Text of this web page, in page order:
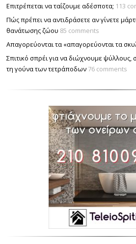
Επιτρέπεται να ταΐζουµε αδέσποτα; 113
Πώς πρέπει να αντιδράσετε αν γίνετε
θανάτωσης ζώου 85 comments
Απαγορεύονται τα «απαγορεύονται τα
Σπιτικό σπρέι για να διώχνουμε ψύλλους,
τη γούνα των τετράποδων 76 comments